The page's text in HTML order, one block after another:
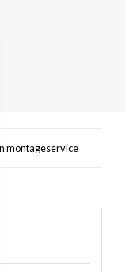
montageservice